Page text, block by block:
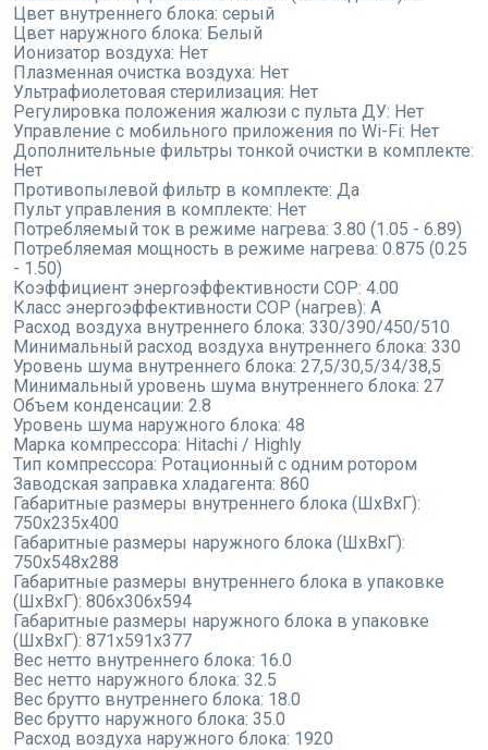
Цвет внутреннего блока: серый
Цвет наружного блока: Белый
Ионизатор воздуха: Нет
Плазменная очистка воздуха: Нет
Ультрафиолетовая стерилизация: Нет
Регулировка положения жалюзи с пульта ДУ: Нет
Управление с мобильного приложения по Wi-Fi: Нет
Дополнительные фильтры тонкой очистки в комплекте:
Нет
Противопылевой фильтр в комплекте: Да
Пульт управления в комплекте: Нет
Потребляемый ток в режиме нагрева: 3.80 (1.05 - 6.89)
Потребляемая мощность в режиме нагрева: 0.875 (0.25
- 1.50)
Коэффициент энергоэффективности COP: 4.00
Класс энергоэффективности COP (нагрев): A
Расход воздуха внутреннего блока: 330/390/450/510
Минимальный расход воздуха внутреннего блока: 330
Уровень шума внутреннего блока: 27,5/30,5/34/38,5
Минимальный уровень шума внутреннего блока: 27
Объем конденсации: 2.8
Уровень шума наружного блока: 48
Марка компрессора: Hitachi / Highly
Тип компрессора: Ротационный с одним ротором
Заводская заправка хладагента: 860
Габаритные размеры внутреннего блока (ШxВxГ):
750x235x400
Габаритные размеры наружного блока (ШxВxГ):
750x548x288
Габаритные размеры внутреннего блока в упаковке
(ШxВxГ): 806x306x594
Габаритные размеры наружного блока в упаковке
(ШxВxГ): 871x591x377
Вес нетто внутреннего блока: 16.0
Вес нетто наружного блока: 32.5
Вес брутто внутреннего блока: 18.0
Вес брутто наружного блока: 35.0
Расход воздуха наружного блока: 1920